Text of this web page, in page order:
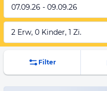
07.09.26 - 09.09.26
2 Erw, 0 Kinder, 1 Zi.
Filter